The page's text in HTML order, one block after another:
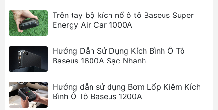
Pin dung lượng lớn:Pin lithium polymer
16000mAh đáp ứng nhu cầu sử dụng lâu dài.
Đèn LED đa năng:Tích hợp đèn LED với nhiều
chế độ chiếu sáng, hỗ trợ trong tình huống
khẩn cấp.
An toàn và đáng tin cậy: Sản phẩm chính
hãng, bảo hành 6 tháng, đảm bảo an toàn khi
sử dụng.
Ảnh sản phẩm
Trên tay bộ kích nổ ô tô Baseus Super
Energy Air Car 1000A
Hướng Dẫn Sử Dụng Kích Bình Ô Tô
Baseus 1600A Sạc Nhanh
Hướng dẫn sử dụng Bơm Lốp Kiêm Kích
Bình Ô Tô Baseus 1200A